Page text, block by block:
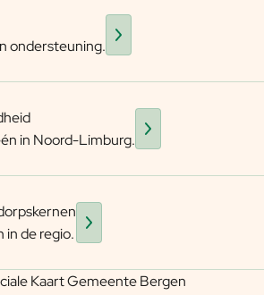
ondersteuning.
in Noord-Limburg.
de regio.
Paginering
Kaart Gemeente Bergen